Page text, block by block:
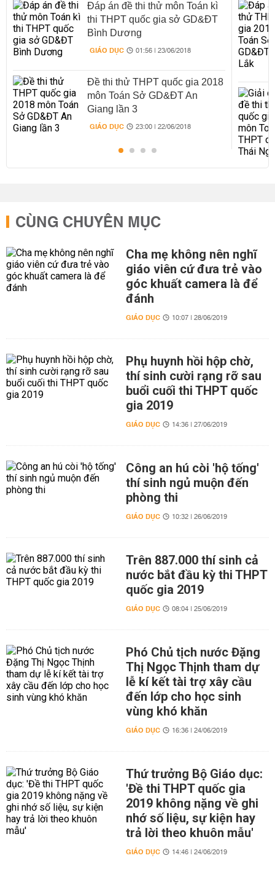
Đáp án đề thi thử môn Toán kì
thi THPT quốc gia sở GD&ĐT
Bình Dương
GIÁO DỤC 01:56 | 23/06/2018
Đề thi thử THPT quốc gia 2018
môn Toán Sở GD&ĐT An
Giang lần 3
GIÁO DỤC 23:00 | 22/06/2018
CÙNG CHUYÊN MỤC
Cha mẹ không nên nghĩ
giáo viên cứ đưa trẻ vào
góc khuất camera là để
đánh
GIÁO DỤC 10:07 | 28/06/2019
Phụ huynh hồi hộp chờ,
thí sinh cười rạng rỡ sau
buổi cuối thi THPT quốc
gia 2019
GIÁO DỤC 14:36 | 27/06/2019
Công an hú còi 'hộ tống'
thí sinh ngủ muộn đến
phòng thi
GIÁO DỤC 10:32 | 26/06/2019
Trên 887.000 thí sinh cả
nước bắt đầu kỳ thi THPT
quốc gia 2019
GIÁO DỤC 08:04 | 25/06/2019
Phó Chủ tịch nước Đặng
Thị Ngọc Thịnh tham dự
lễ kí kết tài trợ xây cầu
đến lớp cho học sinh
vùng khó khăn
GIÁO DỤC 16:36 | 24/06/2019
Thứ trưởng Bộ Giáo dục:
'Đề thi THPT quốc gia
2019 không nặng về ghi
nhớ số liệu, sự kiện hay
trả lời theo khuôn mẫu'
GIÁO DỤC 14:46 | 24/06/2019